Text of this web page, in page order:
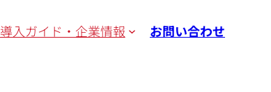
導入ガイド・企業情報 お問い合わせ